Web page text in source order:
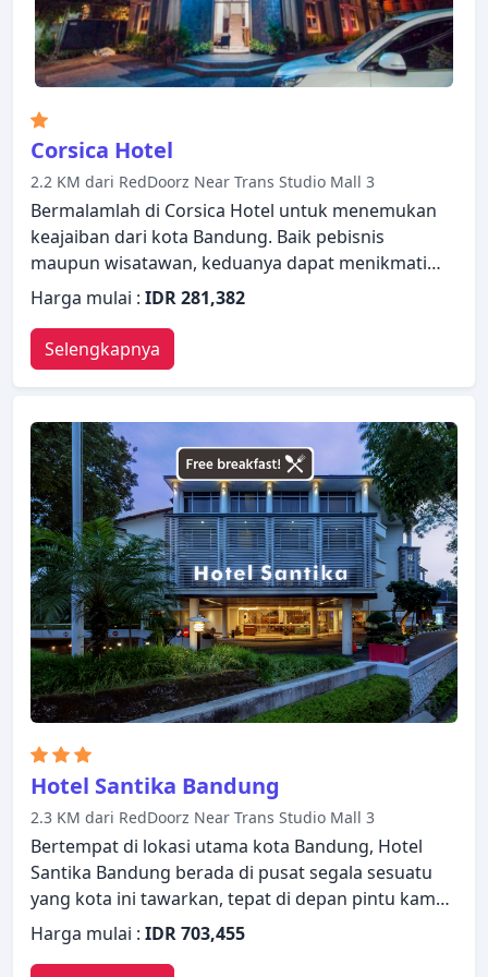
Corsica Hotel
2.2 KM dari RedDoorz Near Trans Studio Mall 3
Bermalamlah di Corsica Hotel untuk menemukan
keajaiban dari kota Bandung. Baik pebisnis
maupun wisatawan, keduanya dapat menikmati
fasilitas dan layanan dari properti ini. Resepsionis
24 jam, penyimpanan barang, Wi-fi di tempat
umum, tempat parkir mobil, layanan kamar ada
dalam daftar hal-hal yang dapat dinikmati oleh
para tamu. Bersantailah di kamar Anda yang
nyaman dan beberapa kamar dilengkapi dengan
fasilitas seperti televisi layar datar, sandal, akses
internet - WiFi, akses internet WiFi (gratis), AC.
Properti ini menawarkan berbagai pilihan fasilitas
rekreasi. Staf yang ramah, fasilitas yang istimewa
dan dekat dengan semua yang Bandung tawarkan,
merupakan tiga alasan utama Anda untuk
menginap di Corsica Hotel.
Harga mulai : IDR 281,382
Selengkapnya
Hotel Santika Bandung
2.3 KM dari RedDoorz Near Trans Studio Mall 3
Bertempat di lokasi utama kota Bandung, Hotel
Santika Bandung berada di pusat segala sesuatu
yang kota ini tawarkan, tepat di depan pintu kamar
Anda. Dengan berbagai fasilitas dan layanan,
properti ini menyediakan semua yang Anda
Harga mulai : IDR 703,455